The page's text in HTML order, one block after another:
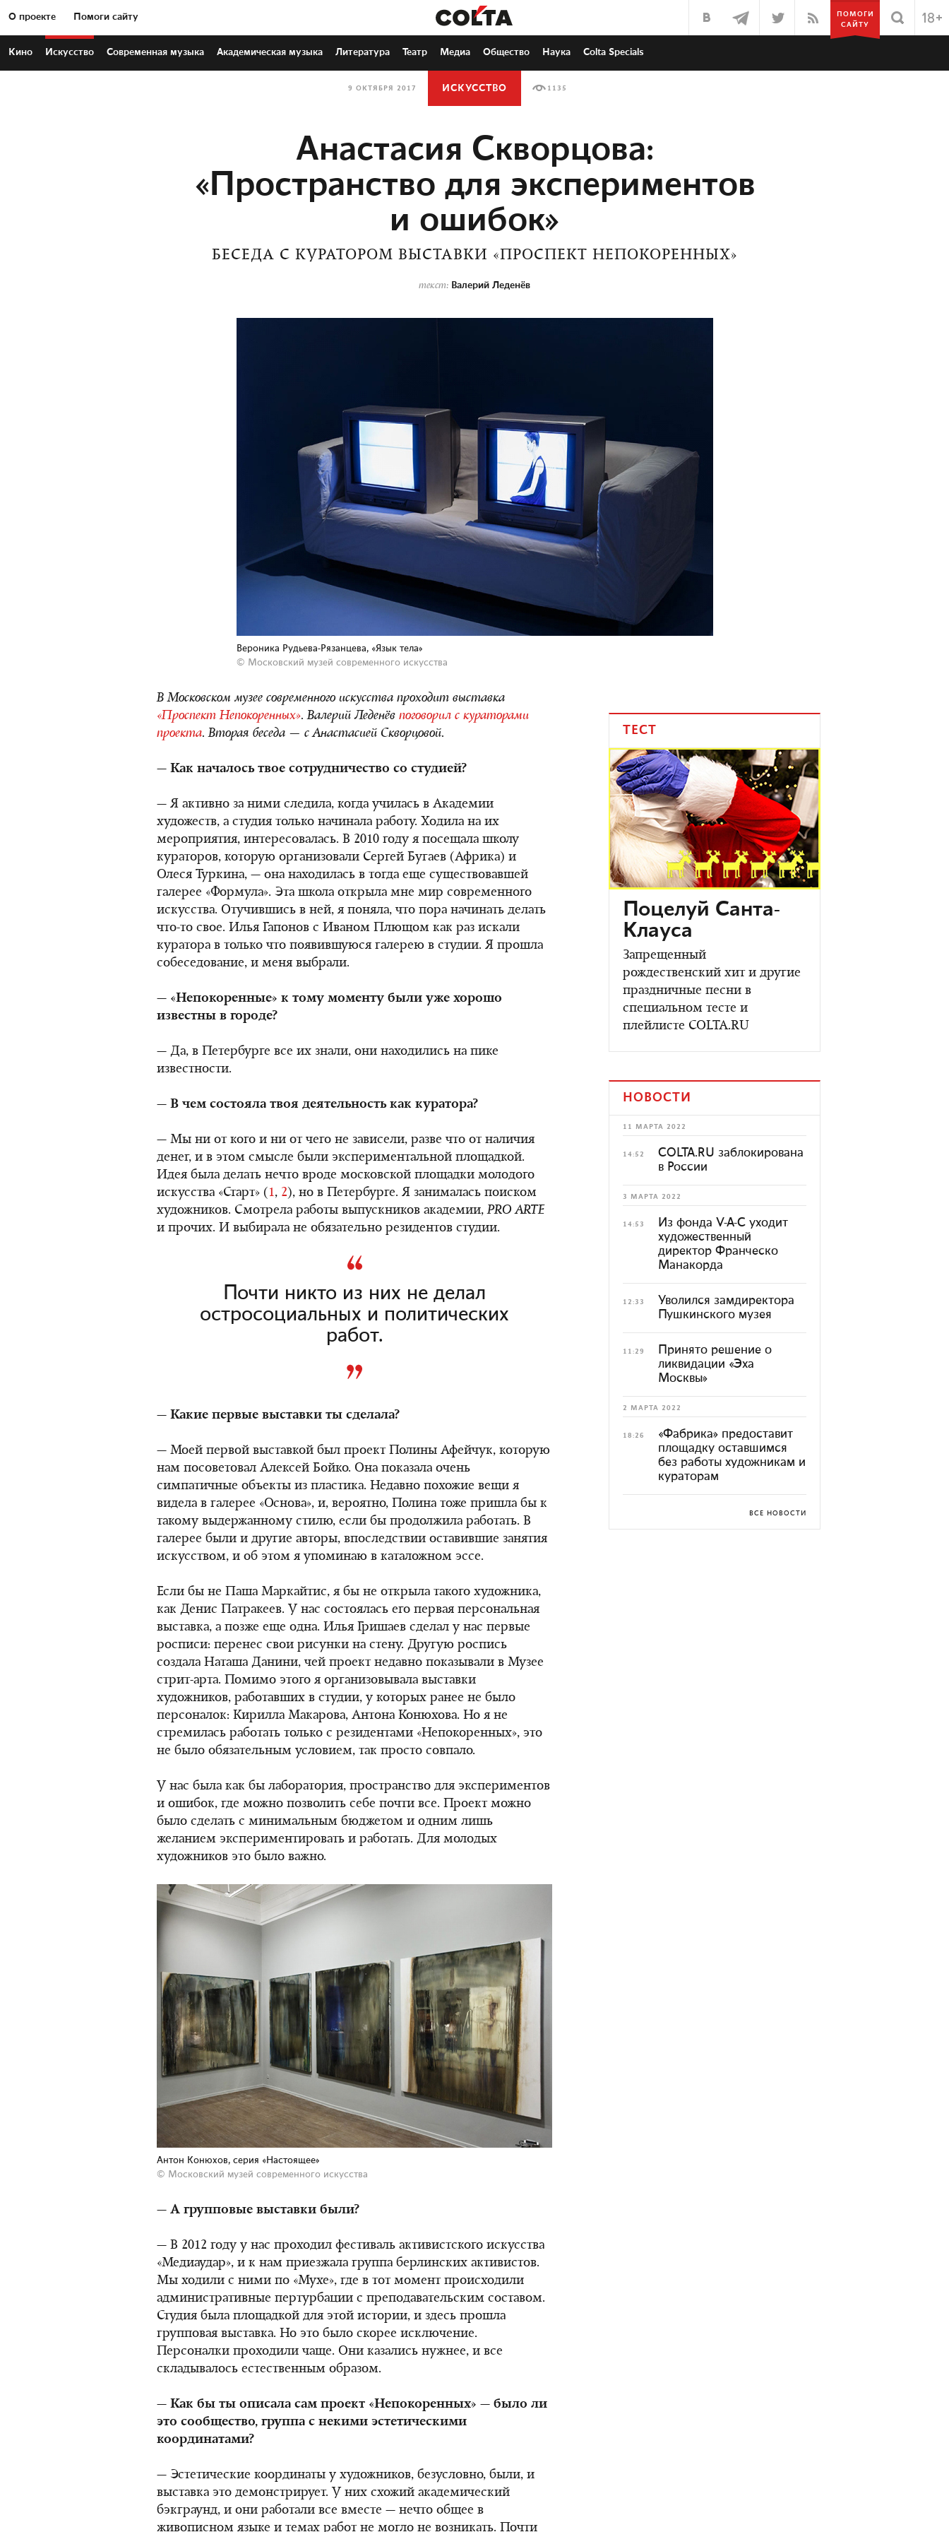
О проекте Помоги сайту
ПОМОГИ
САЙТУ
Кино Искусство Современная музыка Академическая музыка Литература Театр Медиа Общество Наука Colta Specials
9 ОКТЯБРЯ 2017 ИСКУССТВО 1135
Анастасия Скворцова:
«Пространство для экспериментов
и ошибок»
БЕСЕДА С КУРАТОРОМ ВЫСТАВКИ «ПРОСПЕКТ НЕПОКОРЕННЫХ»
текст: Валерий Леденёв
Вероника Рудьева-Рязанцева, «Язык тела»
© Московский музей современного искусства
В Московском музее современного искусства проходит выставка
«Проспект Непокоренных». Валерий Леденёв поговорил с кураторами
проекта. Вторая беседа — с Анастасией Скворцовой.
— Как началось твое сотрудничество со студией?
— Я активно за ними следила, когда училась в Академии
художеств, а студия только начинала работу. Ходила на их
мероприятия, интересовалась. В 2010 году я посещала школу
кураторов, которую организовали Сергей Бугаев (Африка) и
Олеся Туркина, — она находилась в тогда еще существовавшей
галерее «Формула». Эта школа открыла мне мир современного
искусства. Отучившись в ней, я поняла, что пора начинать делать
что-то свое. Илья Гапонов с Иваном Плющом как раз искали
куратора в только что появившуюся галерею в студии. Я прошла
собеседование, и меня выбрали.
— «Непокоренные» к тому моменту были уже хорошо
известны в городе?
— Да, в Петербурге все их знали, они находились на пике
известности.
— В чем состояла твоя деятельность как куратора?
— Мы ни от кого и ни от чего не зависели, разве что от наличия
денег, и в этом смысле были экспериментальной площадкой.
Идея была делать нечто вроде московской площадки молодого
искусства «Старт» ( 1, 2), но в Петербурге. Я занималась поиском
художников. Смотрела работы выпускников академии,PRO ARTE
и прочих. И выбирала не обязательно резидентов студии.
Почти никто из них не делал
остросоциальных и политических
работ.
— Какие первые выставки ты сделала?
— Моей первой выставкой был проект Полины Афейчук, которую
нам посоветовал Алексей Бойко. Она показала очень
симпатичные объекты из пластика. Недавно похожие вещи я
видела в галерее «Основа», и, вероятно, Полина тоже пришла бы к
такому выдержанному стилю, если бы продолжила работать. В
галерее были и другие авторы, впоследствии оставившие занятия
искусством, и об этом я упоминаю в каталожном эссе.
Если бы не Паша Маркайтис, я бы не открыла такого художника,
как Денис Патракеев. У нас состоялась его первая персональная
выставка, а позже еще одна. Илья Гришаев сделал у нас первые
росписи: перенес свои рисунки на стену. Другую роспись
создала Наташа Данини, чей проект недавно показывали в Музее
стрит-арта. Помимо этого я организовывала выставки
художников, работавших в студии, у которых ранее не было
персоналок: Кирилла Макарова, Антона Конюхова. Но я не
стремилась работать только с резидентами «Непокоренных», это
не было обязательным условием, так просто совпало.
У нас была как бы лаборатория, пространство для экспериментов
и ошибок, где можно позволить себе почти все. Проект можно
было сделать с минимальным бюджетом и одним лишь
желанием экспериментировать и работать. Для молодых
художников это было важно.
Антон Конюхов, серия «Настоящее»
© Московский музей современного искусства
— А групповые выставки были?
— В 2012 году у нас проходил фестиваль активистского искусства
«Медиаудар», и к нам приезжала группа берлинских активистов.
Мы ходили с ними по «Мухе», где в тот момент происходили
административные пертурбации с преподавательским составом.
Студия была площадкой для этой истории, и здесь прошла
групповая выставка. Но это было скорее исключение.
Персоналки проходили чаще. Они казались нужнее, и все
складывалось естественным образом.
— Как бы ты описала сам проект «Непокоренных» — было ли
это сообщество, группа с некими эстетическими
координатами?
— Эстетические координаты у художников, безусловно, были, и
выставка это демонстрирует. У них схожий академический
бэкграунд, и они работали все вместе — нечто общее в
живописном языке и темах работ не могло не возникать. Почти
ТЕСТ
Поцелуй Санта-
Клауса
Запрещенный
рождественский хит и другие
праздничные песни в
специальном тесте и
плейлисте COLTA.RU
НОВОСТИ
11 МАРТА 2022
14:52
COLTA.RU заблокирована
в России
3 МАРТА 2022
14:53
Из фонда V-A-C уходит
художественный
директор Франческо
Манакорда
12:33
Уволился замдиректора
Пушкинского музея
11:29
Принято решение о
ликвидации «Эха
Москвы»
2 МАРТА 2022
18:26
«Фабрика» предоставит
площадку оставшимся
без работы художникам и
кураторам
ВСЕ НОВОСТИ